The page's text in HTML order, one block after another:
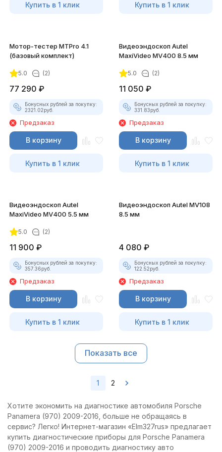
Купить в 1 клик Купить в 1 клик
Мотор-тестер MTPro 4.1
(базовый комплект)
5.0 (2)
77 290 ₽
Бонусных рублей за покупку:
2321.02руб.
Предзаказ
В корзину
Купить в 1 клик
Видеоэндоскоп Autel
MaxiVideo MV400 8.5 мм
5.0 (2)
11 050 ₽
Бонусных рублей за покупку:
331.83руб.
Предзаказ
В корзину
Купить в 1 клик
Видеоэндоскоп Autel
MaxiVideo MV400 5.5 мм
5.0 (2)
11 900 ₽
Бонусных рублей за покупку:
357.36руб.
Предзаказ
В корзину
Купить в 1 клик
Видеоэндоскоп Autel MV108
8.5 мм
4 080 ₽
Бонусных рублей за покупку:
122.52руб.
Предзаказ
В корзину
Купить в 1 клик
Показать все
1 2
Хотите экономить на диагностике автомобиля Porsche
Panamera (970) 2009-2016, больше не обращаясь в
сервис? Легко! Интернет-магазин «Elm327rus» предлагает
купить диагностические приборы для Porsche Panamera
(970) 2009-2016 и проводить диагностику авто